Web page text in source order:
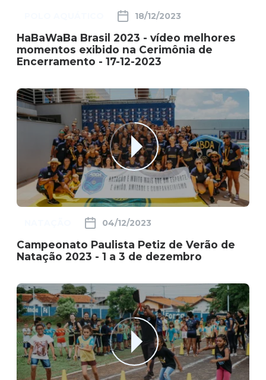
18/12/2023
HaBaWaBa Brasil 2023 - vídeo melhores
momentos exibido na Cerimônia de
Encerramento - 17-12-2023
04/12/2023
Campeonato Paulista Petiz de Verão de
Natação 2023 - 1 a 3 de dezembro